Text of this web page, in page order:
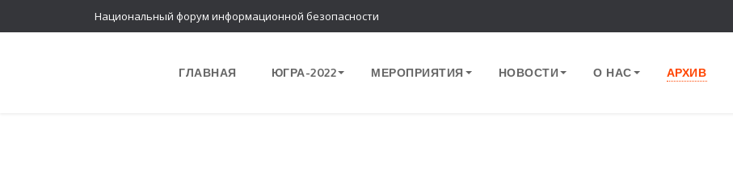
Национальный форум информационной безопасности
ГЛАВНАЯ ЮГРА-2022 МЕРОПРИЯТИЯ НОВОСТИ О НАС АРХИВ